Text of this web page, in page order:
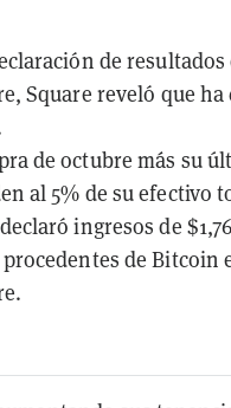
de resultados
Square reveló que ha
de octubre más su
al 5% de su efectivo
ingresos de
de Bitcoin